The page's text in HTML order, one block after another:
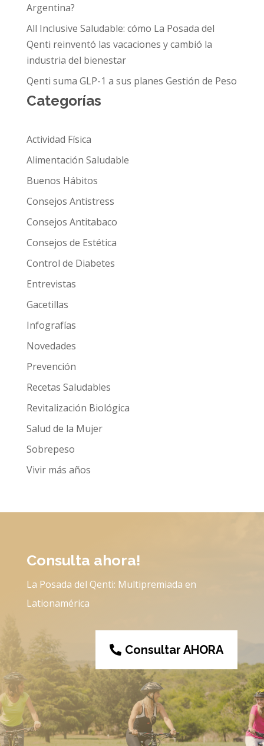
Argentina?
All Inclusive Saludable: cómo La Posada del
Qenti reinventó las vacaciones y cambió la
industria del bienestar
Qenti suma GLP-1 a sus planes Gestión de Peso
Categorías
Actividad Física
Alimentación Saludable
Buenos Hábitos
Consejos Antistress
Consejos Antitabaco
Consejos de Estética
Control de Diabetes
Entrevistas
Gacetillas
Infografías
Novedades
Prevención
Recetas Saludables
Revitalización Biológica
Salud de la Mujer
Sobrepeso
Vivir más años
Consulta ahora!
La Posada del Qenti: Multipremiada en
Lationamérica
Consultar AHORA